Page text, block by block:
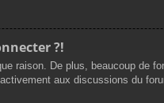
?!
raison. De plus, beaucoup
aux discussions du